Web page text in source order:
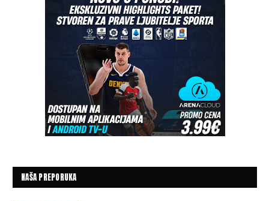
NAŠA PREPORUKA